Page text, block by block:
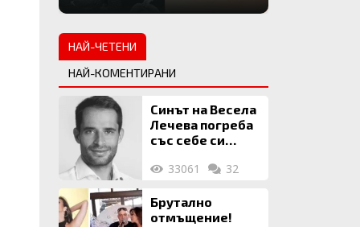
НАЙ-ЧЕТЕНИ
НАЙ-КОМЕНТИРАНИ
Синът на Весела
Лечева погреба
със себе си
млн. евро
33061 32
Брутално
отмъщение!